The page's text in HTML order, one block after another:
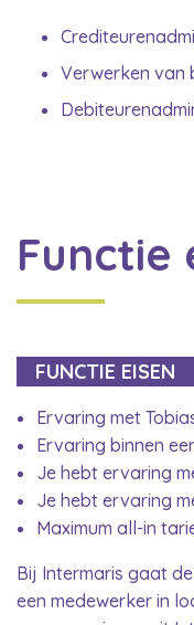
Verwerken van
Functie
FUNCTIE EISEN
Ervaring met
Ervaring binnen
Je hebt ervaring
Je hebt ervaring
Maximum all-in
Bij Intermaris gaat
een medewerker in